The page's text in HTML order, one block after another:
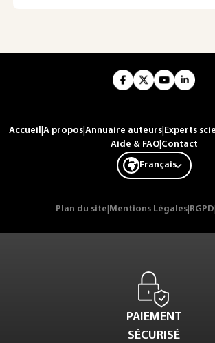
Accueil A propos Annuaire auteurs Experts
Aide & FAQ| Contact
Français
Plan du site Mentions Légales RGPD
PAIEMENT
SÉCURISÉ